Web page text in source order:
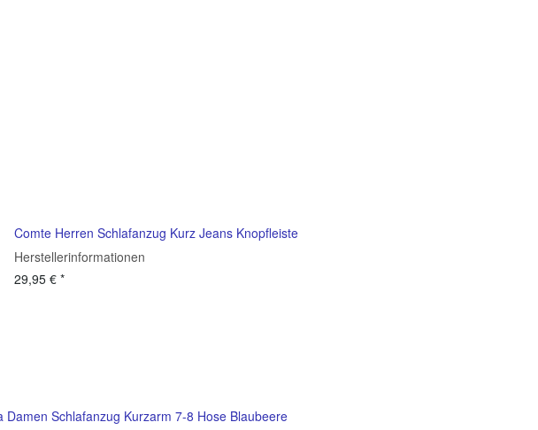
Comte Herren Schlafanzug Kurz Jeans Knopfleiste
Herstellerinformationen
29,95 € *